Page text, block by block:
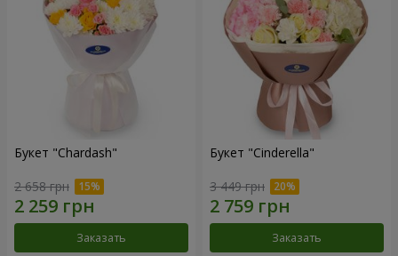
Букет "Chardash"
2 658 грн
Заказать
Букет "Cinderella"
3 449 грн
Заказать